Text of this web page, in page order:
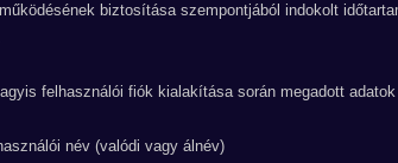
biztosítása szempontjából indokolt
felhasználói fiók kialakítása során megadott
név (valódi vagy álnév)